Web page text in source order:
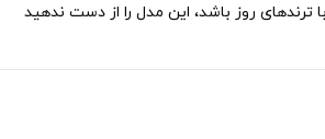
ترندهای روز باشد، این مدل را از دست ندهید